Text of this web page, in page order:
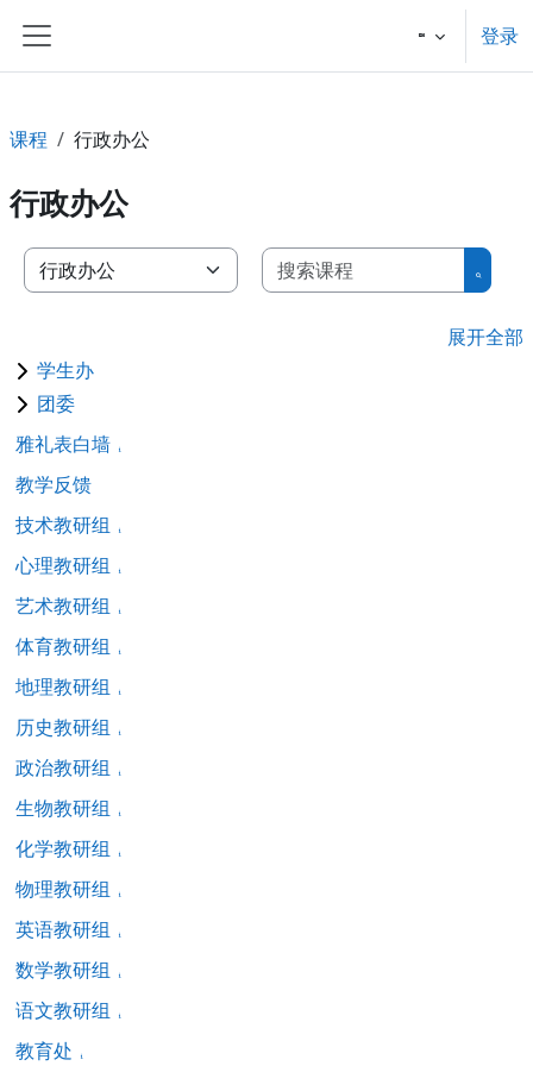
停靠面板
登录
课程 行政办公
行政办公
课程类别
搜索课
搜索
展开全部
学生办
团委
雅礼表白墙
教学反馈
技术教研组
心理教研组
艺术教研组
体育教研组
地理教研组
历史教研组
政治教研组
生物教研组
化学教研组
物理教研组
英语教研组
数学教研组
语文教研组
教育处